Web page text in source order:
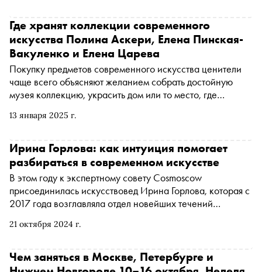
13 января 2025 г.
Где хранят коллекции современного
искусства Полина Аскери, Елена Пинская-
Вакуленко и Елена Царева
Покупку предметов современного искусства ценители
чаще всего объясняют желанием собрать достойную
музея коллекцию, украсить дом или то место, где
офис. Но одно дело собирать искусство с претензией на
находиться с ним рядом целыми днями, особенно если
речь идет о больших и ярких работах. «Сноб» узнал у
владельцев произведений современного искусства,
всегда ли удается разместить их в квартире и каких
художников покупают для деловых кабинетов
21 октября 2024 г.
Ирина Горлова: как интуиция помогает
разбираться в современном искусстве
В этом году к экспертному совету Cosmoscow
присоединилась искусствовед Ирина Горлова, которая с
2017 года возглавляла отдел новейших течений
покинула должность, чтобы развивать карьеру
Ирина Горлова рассказала об искусствоведческой
интуиции, времени дикости в российском современном
Чем заняться в Москве, Петербурге и